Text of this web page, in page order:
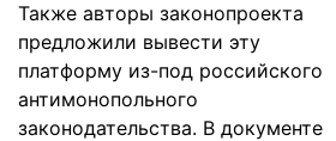
Также авторы законопроекта
предложили вывести эту
платформу из-под российского
антимонопольного
законодательства. В документе